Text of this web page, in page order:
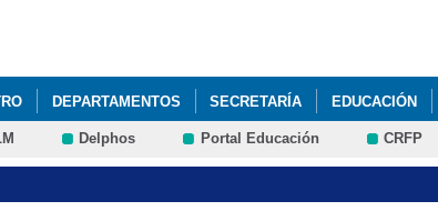
DEPARTAMENTOS SECRETARÍA EDUCACIÓN
Delphos Portal Educación CRFP